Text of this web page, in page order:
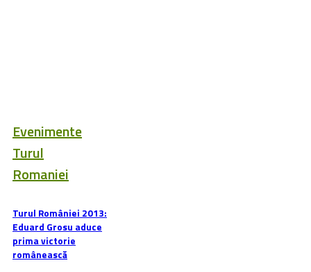
PROMOVEAZA PRODUS
ECHIPE DE CICLISM DIN ROMANIA
ASOCIATII SPORTIVE DIN ROMANIA
CICLISTI ROMANI